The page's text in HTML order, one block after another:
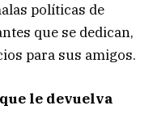
políticas de
que se dedican,
para sus amigos.
le devuelva